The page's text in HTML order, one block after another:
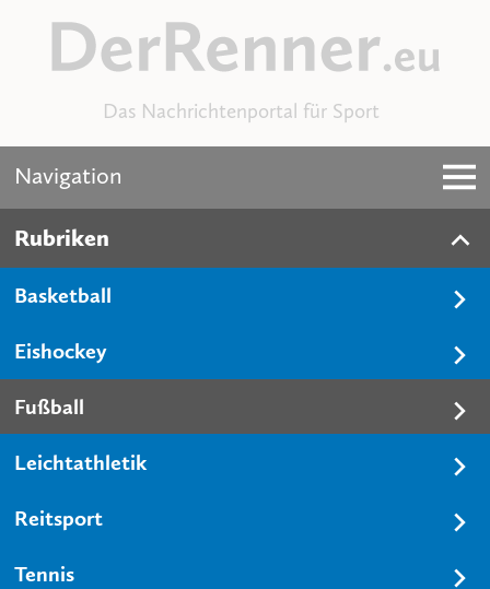
Das Nachrichtenportal für Sport
Navigation
Rubriken
Basketball
Eishockey
Fußball
Leichtathletik
Reitsport
Tennis